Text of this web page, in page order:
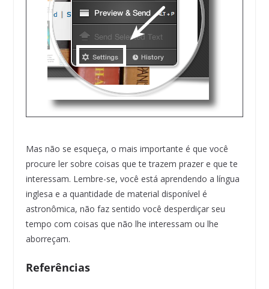
Mas não se esqueça, o mais importante é que você
procure ler sobre coisas que te trazem prazer e que te
interessam. Lembre-se, você está aprendendo a língua
inglesa e a quantidade de material disponível é
astronômica, não faz sentido você desperdiçar seu
tempo com coisas que não lhe interessam ou lhe
aborreçam.
Referências